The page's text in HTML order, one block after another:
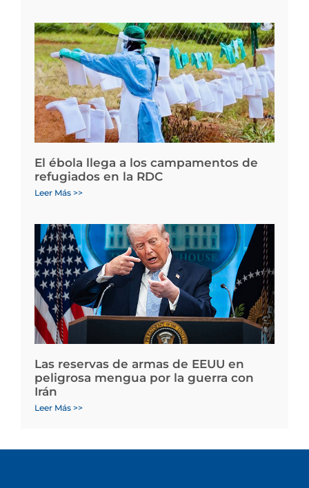
El ébola llega a los campamentos de
refugiados en la RDC
Leer Más >>
Las reservas de armas de EEUU en
peligrosa mengua por la guerra con
Irán
Leer Más >>